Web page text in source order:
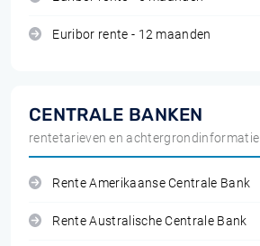
Euribor rente - 12 maanden
CENTRALE BANKEN
rentetarieven en achtergrondinformatie
Rente Amerikaanse Centrale Bank
Rente Australische Centrale Bank